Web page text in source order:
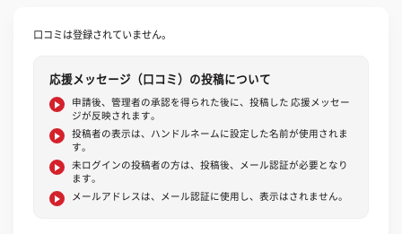
口コミは登録されていません。
応援メッセージ（口コミ）の投稿について
申請後、管理者の承認を得られた後に、投稿した 応援メッセー
ジが反映されます。
投稿者の表示は、ハンドルネームに設定した名前が使用されま
す。
未ログインの投稿者の方は、投稿後、メール認証が必要となり
ます。
メールアドレスは、メール認証に使用し、表示はされません。